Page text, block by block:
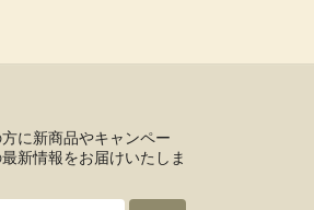
に新商品やキャンペー
新情報をお届けいたしま